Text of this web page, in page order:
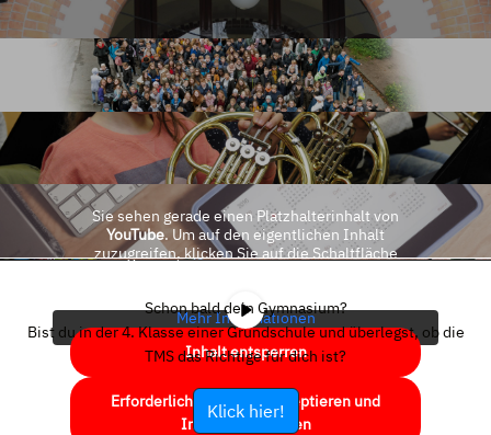
Sie sehen gerade einen Platzhalterinhalt von
YouTube. Um auf den eigentlichen Inhalt
zuzugreifen, klicken Sie auf die Schaltfläche
Mehr Informationen
Inhalt entsperren
Erforderlichen Service akzeptieren und
Inhalte entsperren
Schon bald dein Gymnasium?
Bist du in der 4. Klasse einer Grundschule und überlegst, ob die
TMS das Richtige für dich ist?
Klick hier!